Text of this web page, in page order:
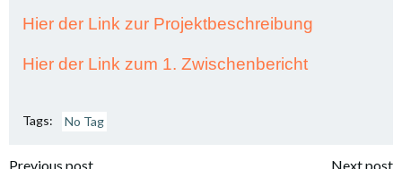
Hier der Link zur Projektbeschreibung
Hier der Link zum 1. Zwischenbericht
Tags: No Tag
Previous post Next post